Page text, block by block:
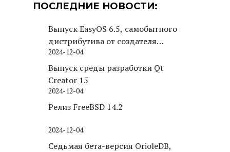
ПОСЛЕДНИЕ НОВОСТИ:
Выпуск EasyOS 6.5, самобытного
дистрибутива от создателя
Puppy Linux
2024-12-04
Выпуск среды разработки Qt
Creator 15
2024-12-04
Релиз FreeBSD 14.2
2024-12-04
Седьмая бета-версия OrioleDB,